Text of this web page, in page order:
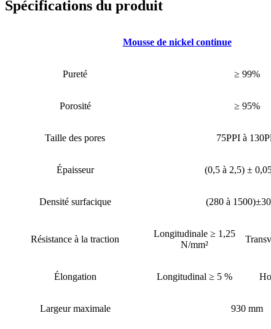
Spécifications du produit
Mousse de nickel continue
Pureté ≥ 99%
Porosité ≥ 95%
Taille des pores 75PPI à
Épaisseur (0,5 à 2,5) ±
Densité surfacique (280 à
Résistance à la traction
Longitudinale ≥ 1,25
N/mm²
Élongation Longitudinal ≥ 5 %
Largeur maximale 930 mm